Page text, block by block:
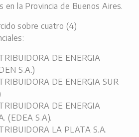
en la Provincia de Buenos Aires.
sobre cuatro (4)
DE ENERGIA
S.A.)
DE ENERGIA SUR
DE ENERGIA
(EDEA S.A).
LA PLATA S.A.